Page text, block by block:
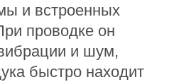
и встроенных
проводке он
и шум,
быстро находит